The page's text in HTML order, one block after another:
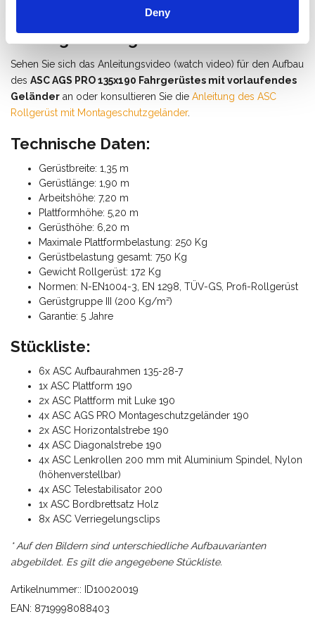
Deny
Wie baue ich ein Fahrgerüst mit
Montageschutzgeländer auf?
Sehen Sie sich das Anleitungsvideo (watch video) für den Aufbau
des ASC AGS PRO 135x190 Fahrgerüstes mit vorlaufendes
Geländer an oder konsultieren Sie die Anleitung des ASC
Rollgerüst mit Montageschutzgeländer.
Technische Daten:
Gerüstbreite: 1,35 m
Gerüstlänge: 1,90 m
Arbeitshöhe: 7,20 m
Plattformhöhe: 5,20 m
Gerüsthöhe: 6,20 m
Maximale Plattformbelastung: 250 Kg
Gerüstbelastung gesamt: 750 Kg
Gewicht Rollgerüst: 172 Kg
Normen: N-EN1004-3, EN 1298, TÜV-GS, Profi-Rollgerüst
Gerüstgruppe III (200 Kg/m²)
Garantie: 5 Jahre
Stückliste:
6x ASC Aufbaurahmen 135-28-7
1x ASC Plattform 190
2x ASC Plattform mit Luke 190
4x ASC AGS PRO Montageschutzgeländer 190
2x ASC Horizontalstrebe 190
4x ASC Diagonalstrebe 190
4x ASC Lenkrollen 200 mm mit Aluminium Spindel, Nylon
(höhenverstellbar)
4x ASC Telestabilisator 200
1x ASC Bordbrettsatz Holz
8x ASC Verriegelungsclips
* Auf den Bildern sind unterschiedliche Aufbauvarianten
abgebildet. Es gilt die angegebene Stückliste.
Artikelnummer:: ID10020019
EAN: 8719998088403